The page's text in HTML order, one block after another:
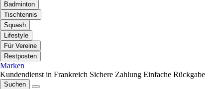
Badminton
Tischtennis
Squash
Lifestyle
Für Vereine
Restposten
Marken
Kundendienst in Frankreich Sichere Zahlung Einfache Rückgabe
Suchen